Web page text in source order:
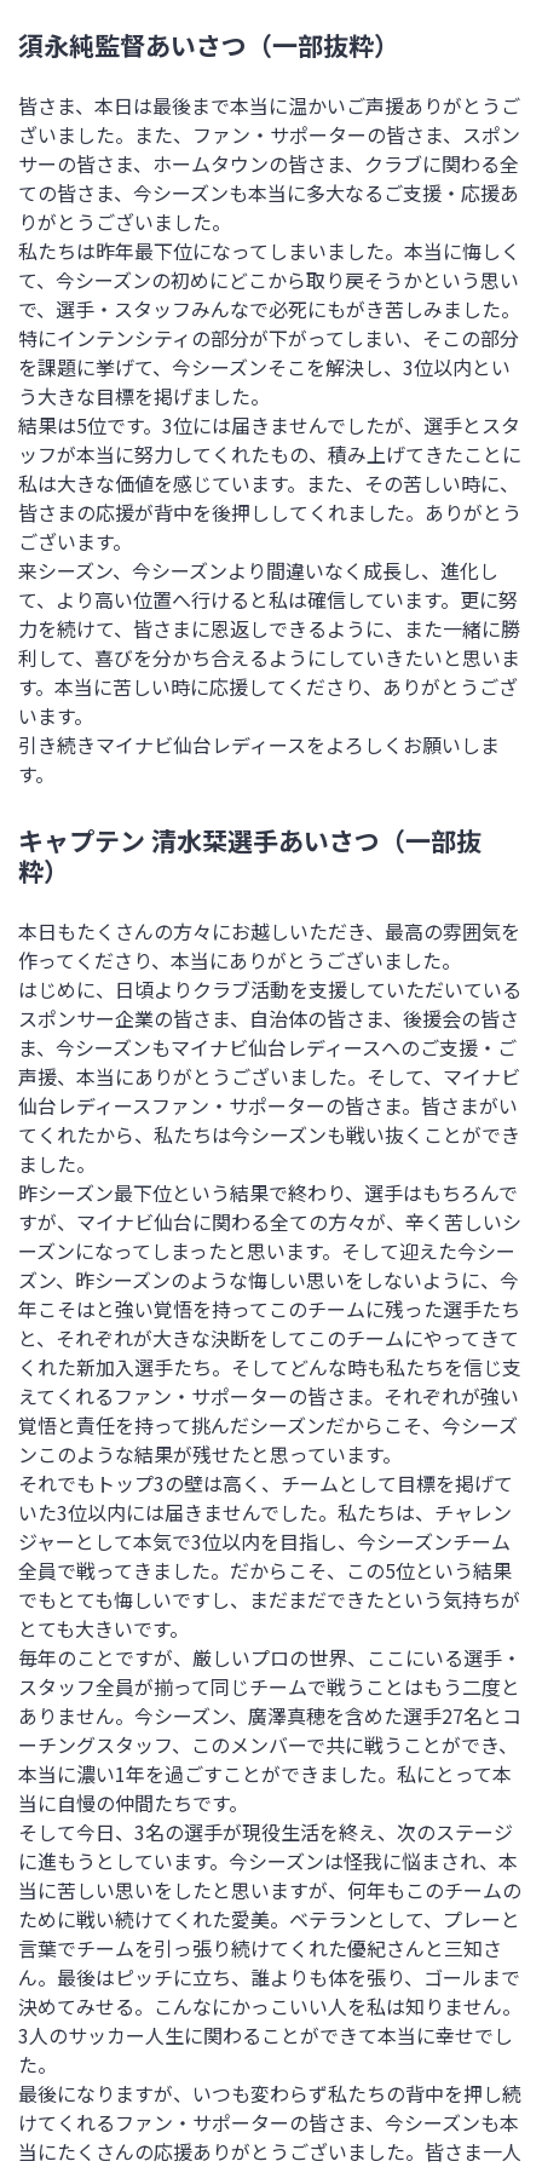
須永純監督あいさつ（一部抜粋）
皆さま、本日は最後まで本当に温かいご声援ありがとうご
ざいました。また、ファン・サポーターの皆さま、スポン
サーの皆さま、ホームタウンの皆さま、クラブに関わる全
ての皆さま、今シーズンも本当に多大なるご支援・応援あ
りがとうございました。
私たちは昨年最下位になってしまいました。本当に悔しく
て、今シーズンの初めにどこから取り戻そうかという思い
で、選手・スタッフみんなで必死にもがき苦しみました。
特にインテンシティの部分が下がってしまい、そこの部分
を課題に挙げて、今シーズンそこを解決し、3位以内とい
う大きな目標を掲げました。
結果は5位です。3位には届きませんでしたが、選手とスタ
ッフが本当に努力してくれたもの、積み上げてきたことに
私は大きな価値を感じています。また、その苦しい時に、
皆さまの応援が背中を後押ししてくれました。ありがとう
ございます。
来シーズン、今シーズンより間違いなく成長し、進化し
て、より高い位置へ行けると私は確信しています。更に努
力を続けて、皆さまに恩返しできるように、また一緒に勝
利して、喜びを分かち合えるようにしていきたいと思いま
す。本当に苦しい時に応援してくださり、ありがとうござ
います。
引き続きマイナビ仙台レディースをよろしくお願いしま
す。
キャプテン 清水栞選手あいさつ（一部抜
粋）
本日もたくさんの方々にお越しいただき、最高の雰囲気を
作ってくださり、本当にありがとうございました。
はじめに、日頃よりクラブ活動を支援していただいている
スポンサー企業の皆さま、自治体の皆さま、後援会の皆さ
ま、今シーズンもマイナビ仙台レディースへのご支援・ご
声援、本当にありがとうございました。そして、マイナビ
仙台レディースファン・サポーターの皆さま。皆さまがい
てくれたから、私たちは今シーズンも戦い抜くことができ
ました。
昨シーズン最下位という結果で終わり、選手はもちろんで
すが、マイナビ仙台に関わる全ての方々が、辛く苦しいシ
ーズンになってしまったと思います。そして迎えた今シー
ズン、昨シーズンのような悔しい思いをしないように、今
年こそはと強い覚悟を持ってこのチームに残った選手たち
と、それぞれが大きな決断をしてこのチームにやってきて
くれた新加入選手たち。そしてどんな時も私たちを信じ支
えてくれるファン・サポーターの皆さま。それぞれが強い
覚悟と責任を持って挑んだシーズンだからこそ、今シーズ
ンこのような結果が残せたと思っています。
それでもトップ3の壁は高く、チームとして目標を掲げて
いた3位以内には届きませんでした。私たちは、チャレン
ジャーとして本気で3位以内を目指し、今シーズンチーム
全員で戦ってきました。だからこそ、この5位という結果
でもとても悔しいですし、まだまだできたという気持ちが
とても大きいです。
毎年のことですが、厳しいプロの世界、ここにいる選手・
スタッフ全員が揃って同じチームで戦うことはもう二度と
ありません。今シーズン、廣澤真穂を含めた選手27名とコ
ーチングスタッフ、このメンバーで共に戦うことができ、
本当に濃い1年を過ごすことができました。私にとって本
当に自慢の仲間たちです。
そして今日、3名の選手が現役生活を終え、次のステージ
に進もうとしています。今シーズンは怪我に悩まされ、本
当に苦しい思いをしたと思いますが、何年もこのチームの
ために戦い続けてくれた愛美。ベテランとして、プレーと
言葉でチームを引っ張り続けてくれた優紀さんと三知さ
ん。最後はピッチに立ち、誰よりも体を張り、ゴールまで
決めてみせる。こんなにかっこいい人を私は知りません。
3人のサッカー人生に関わることができて本当に幸せでし
た。
最後になりますが、いつも変わらず私たちの背中を押し続
けてくれるファン・サポーターの皆さま、今シーズンも本
当にたくさんの応援ありがとうございました。皆さま一人